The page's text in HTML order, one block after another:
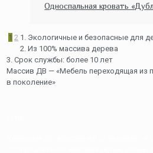
Односпальная кровать
1 2 1. Экологичные и безопасные для
2. Из 100% массива дерева
3. Срок службы: более 10 лет
Массив ДВ — «Мебель переходящая из
в поколение»